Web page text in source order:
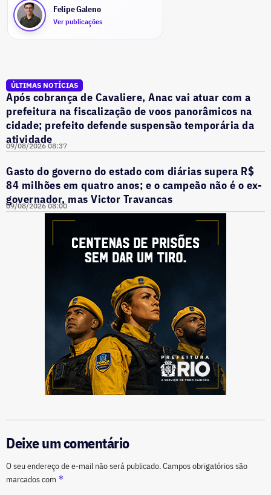
Felipe Galeno
Ver publicações
ÚLTIMAS NOTÍCIAS
Após cobrança de Cavaliere, Anac vai atuar com a
prefeitura na fiscalização de voos panorâmicos na
cidade; prefeito defende suspensão temporária da
atividade
09/08/2026 08:37
Gasto do governo do estado com diárias supera R$
84 milhões em quatro anos; e o campeão não é o ex-
governador, mas Victor Travancas
09/08/2026 08:00
Deixe um comentário
O seu endereço de e-mail não será publicado.Campos obrigatórios são
marcados com *